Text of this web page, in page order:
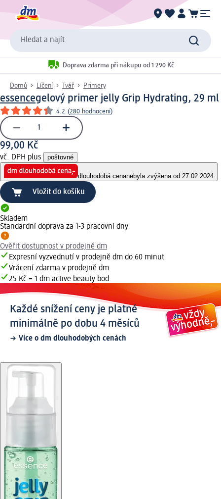
Hledat a najít
Doprava zdarma při nákupu od 1 290 Kč
Domů Líčení Tvář Primery
essencegelový primer jelly Grip Hydrating, 29 ml
4.2 (280 hodnocení)
99,00 Kč
vč. DPH plus poštovné
dlouhodobá cenanebyla zvýšena od 27.02.2024
Vložit do košíku
Skladem
Standardní doprava za 1-3 pracovní dny
Ověřit dostupnost v prodejně dm
Expresní vyzvednutí v prodejně dm do 60 minut
Vrácení zdarma v prodejně dm
25 Kč = 1 dm active beauty bod
Každé snížení ceny je platné
minimálně po dobu 4 měsíců
Více o dm dlouhodobých cenách